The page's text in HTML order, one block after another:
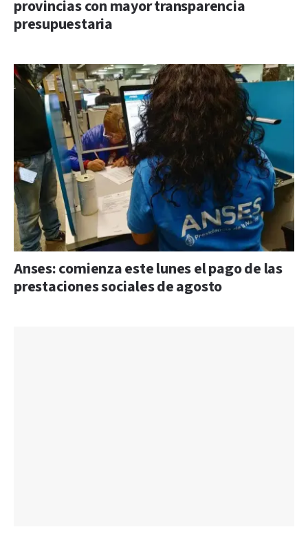
provincias con mayor transparencia
presupuestaria
Anses: comienza este lunes el pago de las
prestaciones sociales de agosto